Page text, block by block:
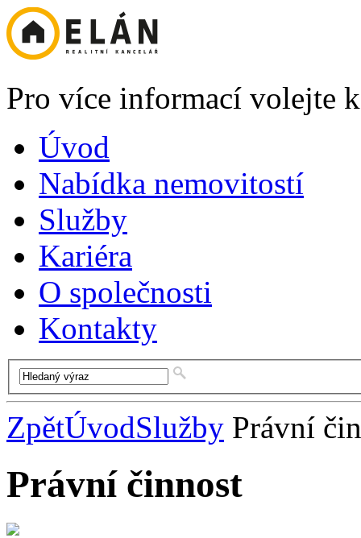
Pro více informací volejte
Úvod
Nabídka nemovitostí
Služby
Kariéra
O společnosti
Kontakty
ZpětÚvodSlužby Právní
Právní činnost